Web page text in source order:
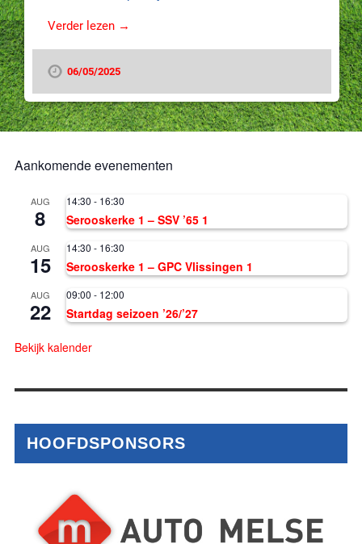
Verder lezen →
06/05/2025
Aankomende evenementen
AUG
8
14:30 - 16:30
Serooskerke 1 – SSV ’65 1
AUG
15
14:30 - 16:30
Serooskerke 1 – GPC Vlissingen 1
AUG
22
09:00 - 12:00
Startdag seizoen ’26/’27
Bekijk kalender
HOOFDSPONSORS